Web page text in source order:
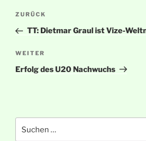
Beitragsnavigation
Vorheriger
Beitrag
ZURÜCK
TT: Dietmar Graul ist Vize-
Nächster
Beitrag
WEITER
Erfolg des U20 Nachwuchs
nach: